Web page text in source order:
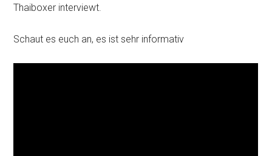
Thaiboxer interviewt.
Schaut es euch an, es ist sehr informativ